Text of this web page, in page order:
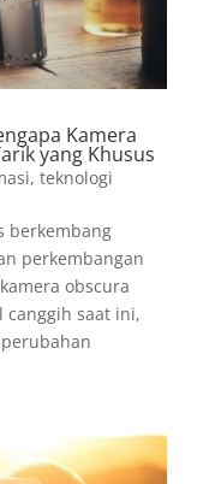
Kamera
yang Khusus
, teknologi
berkembang
perkembangan
obscura
canggih saat ini,